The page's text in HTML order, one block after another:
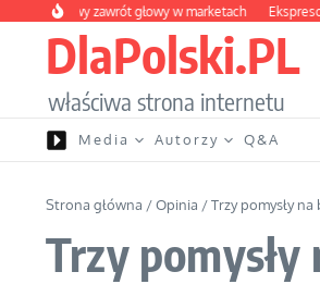
Przejdź do treścizawrót głowy w marketach Ekspresowy
DlaPolski.PL
właściwa strona internetu
Media Autorzy Q&A
Strona główna /Opinia /Trzy pomysły
Trzy